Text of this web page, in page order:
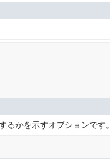
かを示すオプションです。